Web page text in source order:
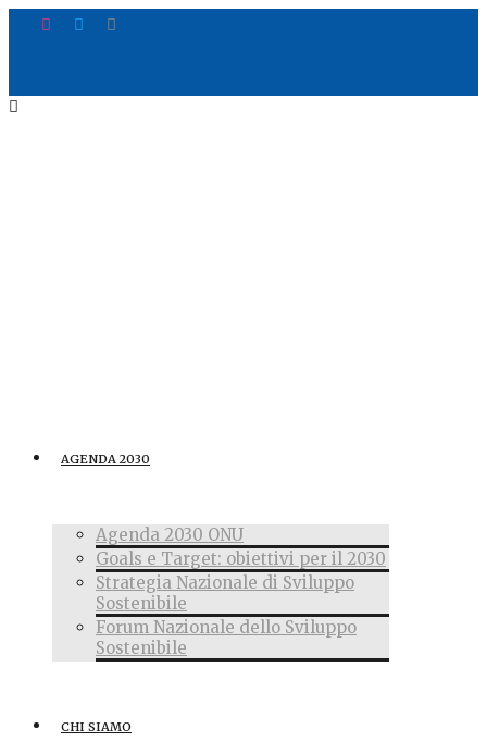
AGENDA 2030
Agenda 2030 ONU
Goals e Target: obiettivi per il 2030
Strategia Nazionale di Sviluppo
Sostenibile
Forum Nazionale dello Sviluppo
Sostenibile
CHI SIAMO